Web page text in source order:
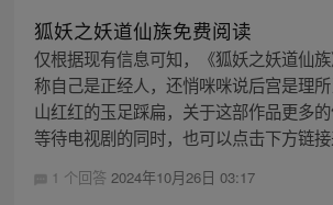
狐妖之妖道仙族免费阅读
仅根据现有信息可知，《狐妖之妖道仙
称自己是正经人，还悄咪咪说后宫是理
山红红的玉足踩扁，关于这部作品更多的
等待电视剧的同时，也可以点击下方链
1 个回答 2024年10月26日 03:17